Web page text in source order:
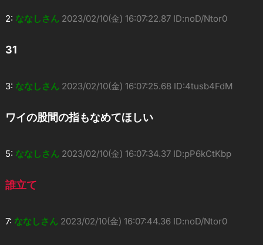
2: ななしさん 2023/02/10(金) 16:07:22.87 ID:noD/Ntor0
31
3: ななしさん 2023/02/10(金) 16:07:25.68 ID:4tusb4FdM
ワイの股間の指もなめてほしい
5: ななしさん 2023/02/10(金) 16:07:34.37 ID:pP6kCtKbp
誰立て
7: ななしさん 2023/02/10(金) 16:07:44.36 ID:noD/Ntor0